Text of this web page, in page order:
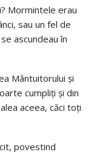
Mormintele erau
sau un fel de
ascundeau în
Mântuitorului şi
cumpliţi şi din
aceea, căci toţi
povestind